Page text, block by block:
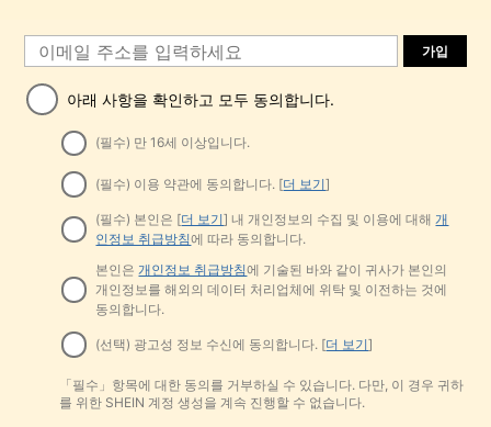
가입
아래 사항을 확인하고 모두 동의합니다.
(필수) 만 16세 이상입니다.
(필수) 이용 약관에 동의합니다. [더 보기]
(필수) 본인은 [더 보기] 내 개인정보의 수집 및 이용에 대해개
인정보 취급방침에 따라 동의합니다.
본인은 개인정보 취급방침에 기술된 바와 같이 귀사가 본인의
개인정보를 해외의 데이터 처리업체에 위탁 및 이전하는 것에
동의합니다.
(선택) 광고성 정보 수신에 동의합니다. [더 보기]
「필수」항목에 대한 동의를 거부하실 수 있습니다. 다만, 이 경우 귀하
를 위한 SHEIN 계정 생성을 계속 진행할 수 없습니다.